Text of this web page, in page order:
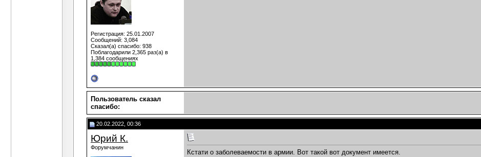
Регистрация: 25.01.2007
Сообщений: 3,084
Сказал(а) спасибо: 938
Поблагодарили 2,365 раз(а) в
1,384 сообщениях
Пользователь сказал
cпасибо:
20.02.2022, 00:36
Юрий К.
Форумчанин
Кстати о заболеваемости в армии. Вот такой вот документ имеется.